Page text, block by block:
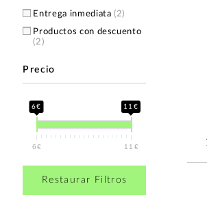
Entrega inmediata(2)
Productos con descuento
(2)
Precio
6€ 11€
6€ 11€
Restaurar Filtros